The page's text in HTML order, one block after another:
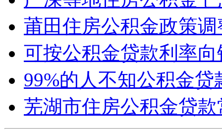
莆田住房公积金政策
可按公积金贷款利率
99%的人不知公积金
芜湖市住房公积金贷